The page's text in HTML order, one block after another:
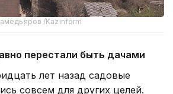
/Kazinform
перестали быть дачами
лет назад садовые
совсем для других целей.